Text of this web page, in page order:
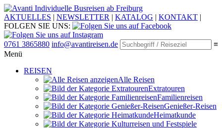
Individuelle Busreisen ab Freiburg
AKTUELLES | NEWSLETTER | KATALOG | KONTAKT |
FOLGEN SIE UNS:
0761 3865880 info@avantireisen.de
≡
Menü
REISEN
Alle Reisen
Extratouren
Familien­reisen
Genießer-Reisen
Heimatkunde